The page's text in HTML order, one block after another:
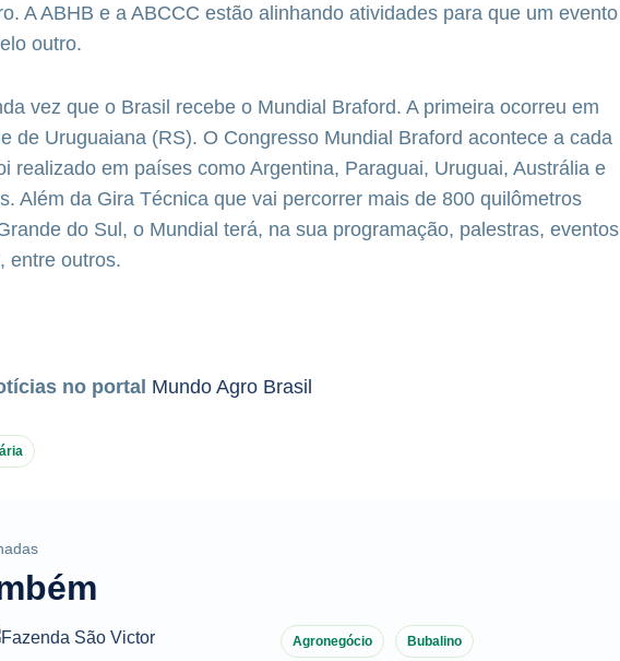
A ABHB e a ABCCC estão alinhando atividades para que um evento
outro.
vez que o Brasil recebe o Mundial Braford. A primeira ocorreu em
de Uruguaiana (RS). O Congresso Mundial Braford acontece a cada
realizado em países como Argentina, Paraguai, Uruguai, Austrália e
Além da Gira Técnica que vai percorrer mais de 800 quilômetros
do Sul, o Mundial terá, na sua programação, palestras, eventos
entre outros.
no portal Mundo Agro Brasil
Agronegócio Bubalino